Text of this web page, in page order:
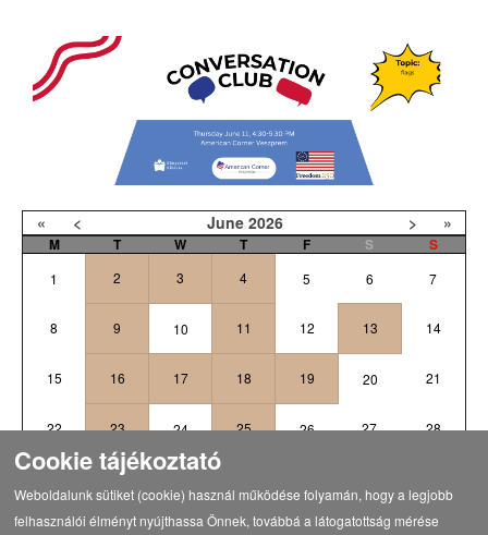
« < June 2026 > »
M T W T F S S
1 2 3 4 5 6 7
8 9 10 11 12 13 14
15 16 17 18 19 20 21
22 23 24 25 26 27 28
30
Cookie tájékoztató
Weboldalunk sütiket (cookie) használ működése folyamán, hogy a legjobb
felhasználói élményt nyújthassa Önnek, továbbá a látogatottság mérése